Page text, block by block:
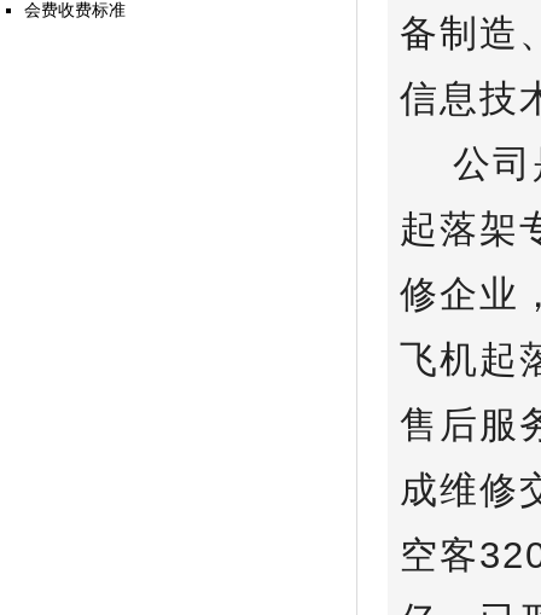
会费收费标准
备制造
信息技
公司
起落架
修企业
飞机起
售后服
成维修
空客